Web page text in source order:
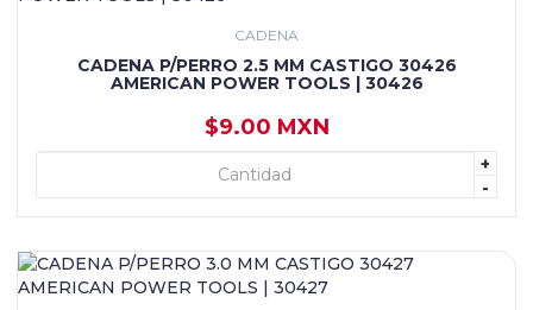
CADENA
CADENA P/PERRO 2.5 MM CASTIGO 30426
AMERICAN POWER TOOLS | 30426
$9.00 MXN
+
-
+ AGREGAR